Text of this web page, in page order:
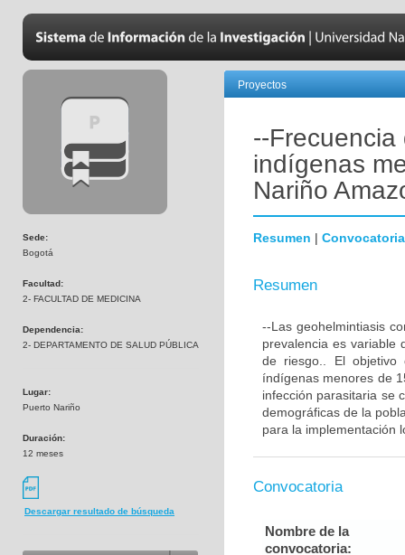
Sede:
Bogotá
Facultad:
2- FACULTAD DE MEDICINA
Dependencia:
2- DEPARTAMENTO DE SALUD PÚBLICA
Lugar:
Puerto Nariño
Duración:
12 meses
Descargar resultado de búsqueda
Proyectos
--
indígenas
Nariño
Resumen | Convocatoria
Resumen
--Las geohelmintiasis
prevalencia es variable
de riesgo.. El objetivo
índígenas menores de
infección parasitaria se
demográficas de la
para la implementación
Convocatoria
Nombre de la
convocatoria: